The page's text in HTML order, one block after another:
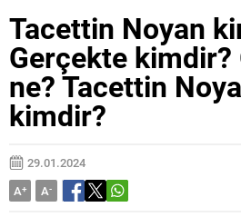
Tacettin Noyan
Gerçekte kimdir?
ne? Tacettin
kimdir?
29.01.2024
A+ A-